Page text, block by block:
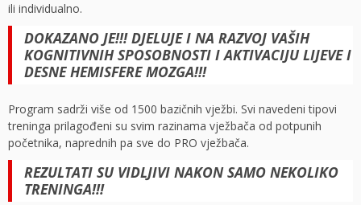
ili individualno.
DOKAZANO JE!!! DJELUJE I NA RAZVOJ VAŠIH
KOGNITIVNIH SPOSOBNOSTI I AKTIVACIJU LIJEVE I
DESNE HEMISFERE MOZGA!!!
Program sadrži više od 1500 bazičnih vježbi. Svi navedeni tipovi
treninga prilagođeni su svim razinama vježbača od potpunih
početnika, naprednih pa sve do PRO vježbača.
REZULTATI SU VIDLJIVI NAKON SAMO NEKOLIKO
TRENINGA!!!